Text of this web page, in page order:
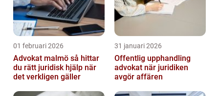
01 februari 2026
Advokat malmö så hittar
du rätt juridisk hjälp när
det verkligen gäller
31 januari 2026
Offentlig upphandling
advokat när juridiken
avgör affären